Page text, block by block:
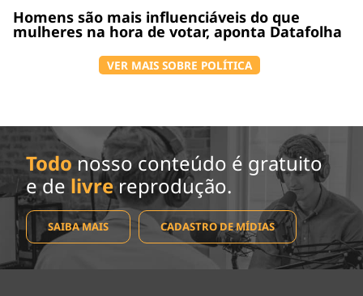
Homens são mais influenciáveis do que
mulheres na hora de votar, aponta Datafolha
VER MAIS SOBRE POLÍTICA
Todo nosso conteúdo é gratuito
e de livrereprodução.
SAIBA MAIS CADASTRO DE MÍDIAS